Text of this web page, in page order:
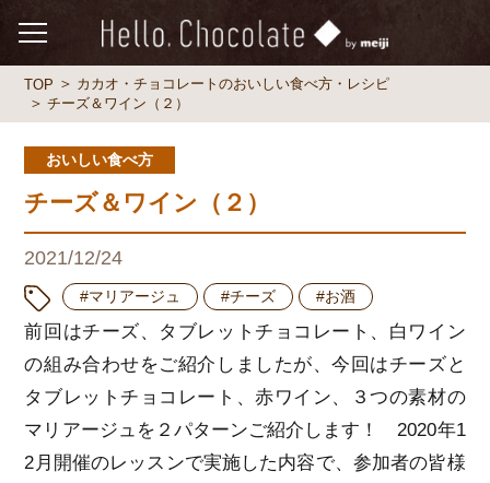
TOP
カカオ・チョコレートのおいしい食べ方・レシピ
チーズ＆ワイン（２）
おいしい食べ方
チーズ＆ワイン（２）
2021/12/24
#マリアージュ #チーズ #お酒
前回はチーズ、タブレットチョコレート、白ワイン
の組み合わせをご紹介しましたが、今回はチーズと
タブレットチョコレート、赤ワイン、３つの素材の
マリアージュを２パターンご紹介します！ 2020年1
2月開催のレッスンで実施した内容で、参加者の皆様